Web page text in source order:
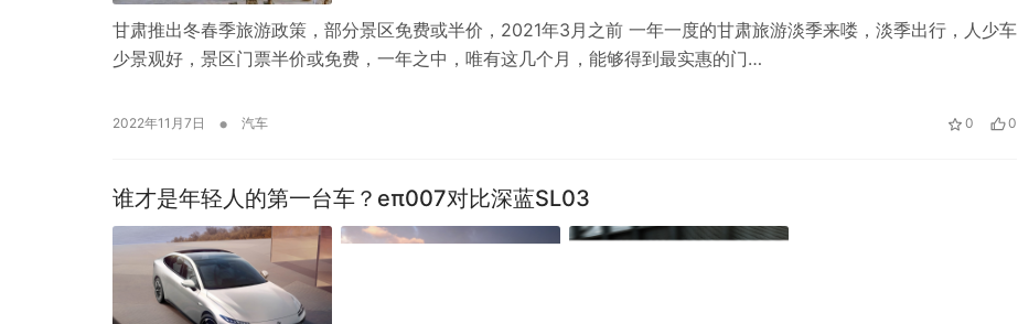
甘肃推出冬春季旅游政策，部分景区免费或半价，2021年3月之前 一年一度的甘肃旅游淡季来喽，淡季出行，人少车
少景观好，景区门票半价或免费，一年之中，唯有这几个月，能够得到最实惠的门…
2022年11月7日 • 汽车 0 0
谁才是年轻人的第一台车？eπ007对比深蓝SL03